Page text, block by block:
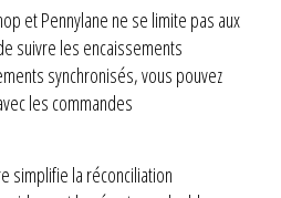
et Pennylane ne se limite pas aux
suivre les encaissements
synchronisés, vous pouvez
les commandes
simplifie la réconciliation